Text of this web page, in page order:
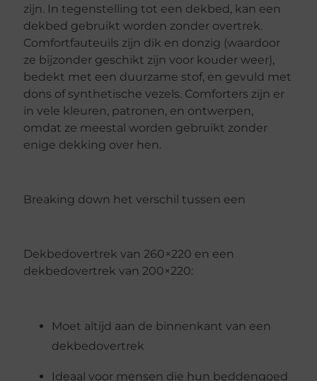
zijn. In tegenstelling tot een dekbed, kan een
dekbed gebruikt worden zonder overtrek.
Comfortfauteuils zijn dik en donzig (waardoor
ze bijzonder geschikt zijn voor kouder weer),
bedekt met een duurzame stof, en gevuld met
dons of synthetische vezels. Comforters zijn er
in vele kleuren, patronen, en ontwerpen,
omdat ze meestal worden gebruikt zonder
enige dekking over hen.
Breaking down het verschil tussen een
Dekbedovertrek van 260×220 en een
dekbedovertrek van 200×220:
Moet altijd aan de binnenkant van een
dekbedovertrek
Ideaal voor mensen die hun beddengoed